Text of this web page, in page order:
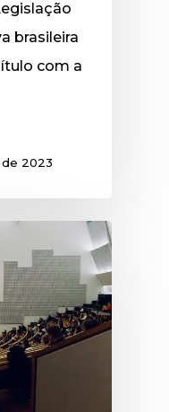
brasileira
com a
de 2023